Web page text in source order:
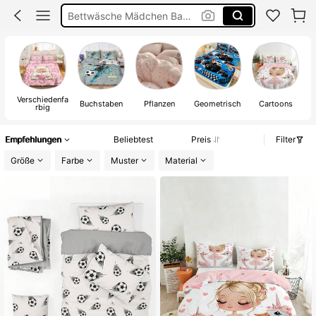
Kinderzimmer Mädchen
Bettwäsche Kind 135x200
Verschiedenfa
rbig Buchstaben Pflanzen Geometrisch Cartoons
Empfehlungen Beliebtest Preis
Filter
Größe
Farbe Muster Material